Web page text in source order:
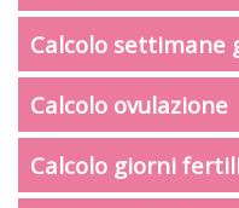
Calcolo settimane
Calcolo ovulazione
Calcolo giorni